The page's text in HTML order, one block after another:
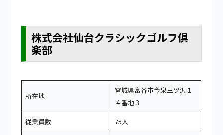
株式会社仙台クラシックゴルフ倶
楽部
所在地
宮城県富谷市今泉三ツ沢１
４番地３
従業員数
75人